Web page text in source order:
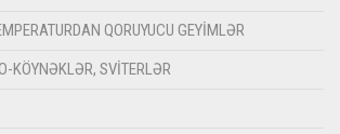
QORUYUCU GEYIMLƏR
KÖYNƏKLƏR, SVITERLƏR